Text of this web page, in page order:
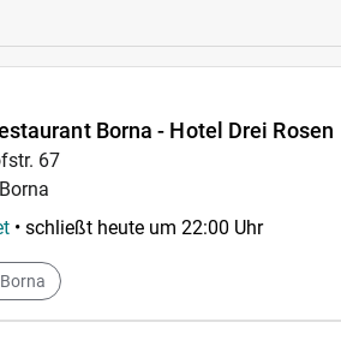
Borna - Hotel Drei Rosen
67
Borna
• schließt heute um 22:00 Uhr